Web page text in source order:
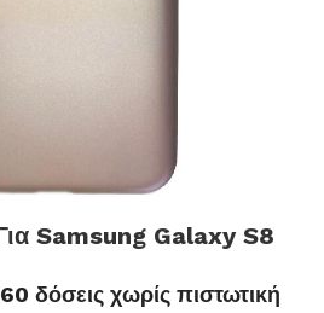
Samsung Galaxy S8
δόσεις χωρίς πιστωτική